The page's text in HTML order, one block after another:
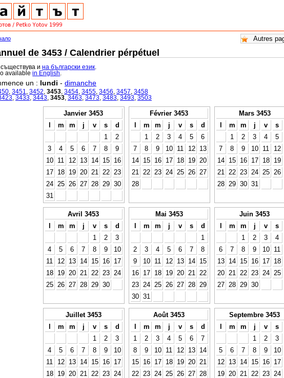
de 3453 / Calendrier pérpétuel
съществува ина български език
availablein English
un : lundi - dimanche
3451 3452 3453 3454 3455 3456 3457 3458
3433 3443 3453 3463 3473 3483 3493 3503
Janvier 3453
l
m m j v s
d
1
2
3
4 5 6 7 8
9
10
11 12 13 14 15
16
17
18 19 20 21 22
23
24
25 26 27 28 29 30
31
Février 3453
l
m m j v s
d
1
2 3 4 5
6
7
8 9 10 11 12
13
14
15 16 17 18 19
20
21
22 23 24 25 26
27
28
Mars 3453
l
m m j v s
1
2 3 4 5
7
8 9 10 11 12
14
15 16 17 18 19
21
22 23 24 25 26
28
29 30 31
Avril 3453
l
m m j v s
d
1
2
3
4
5 6 7 8 9
10
11
12 13 14 15 16
17
18
19 20 21 22 23
24
25
26 27 28 29 30
Mai 3453
l
m m j v s
d
1
2
3 4 5 6 7
8
9
10 11 12 13 14
15
16
17 18 19 20 21
22
23
24 25 26 27 28
29
30 31
Juin 3453
l
m m j v s
1
2 3 4
6
7 8 9 10 11
13
14 15 16 17 18
20
21 22 23 24 25
27
28 29 30
Juillet 3453
l
m m j v s
d
1
2
3
4
5 6 7 8 9
10
11
12 13 14 15 16
17
18
19 20 21 22 23
24
Août 3453
l
m m j v s
d
1
2 3 4 5 6
7
8
9 10 11 12 13
14
15
16 17 18 19 20
21
22
23 24 25 26 27
28
Septembre 3453
l
m m j v s
1
2 3
5
6 7 8 9 10
12
13 14 15 16 17
19
20 21 22 23 24